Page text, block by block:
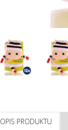
OPIS PRODUKTU